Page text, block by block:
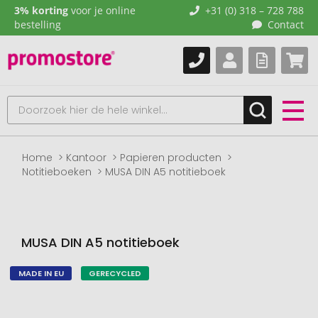
3% korting voor je online
bestelling
+31 (0) 318 – 728 788
Contact
Home Kantoor
Papieren producten
Notitieboeken
MUSA DIN A5 notitieboek
MUSA DIN A5 notitieboek
Naar
MADE IN EU GERECYCLED